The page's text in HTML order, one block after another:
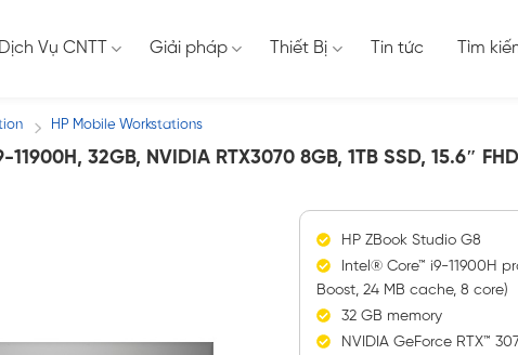
Dịch Vụ CNTT Giải pháp Thiết Bị Tin tức Tìm
/ HP Mobile Workstations
11900H, 32GB, NVIDIA RTX3070 8GB, 1TB SSD, 15.6″
HP ZBook Studio G8
Intel® Core™ i9-11900H
Boost, 24 MB cache, 8 core)
32 GB memory
NVIDIA GeForce RTX™